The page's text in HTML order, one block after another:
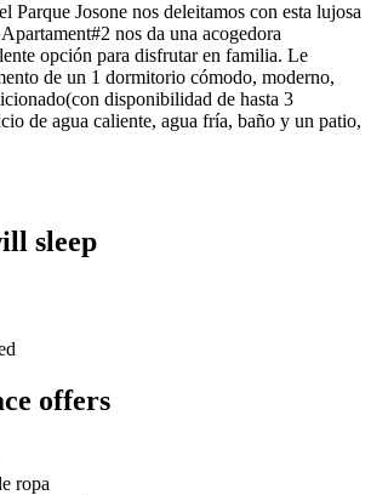
Parque Josone nos deleitamos con esta lujosa
nos da una acogedora
opción para disfrutar en familia. Le
de un 1 dormitorio cómodo, moderno,
disponibilidad de hasta 3
de agua caliente, agua fría, baño y un patio,
sleep
offers
ropa